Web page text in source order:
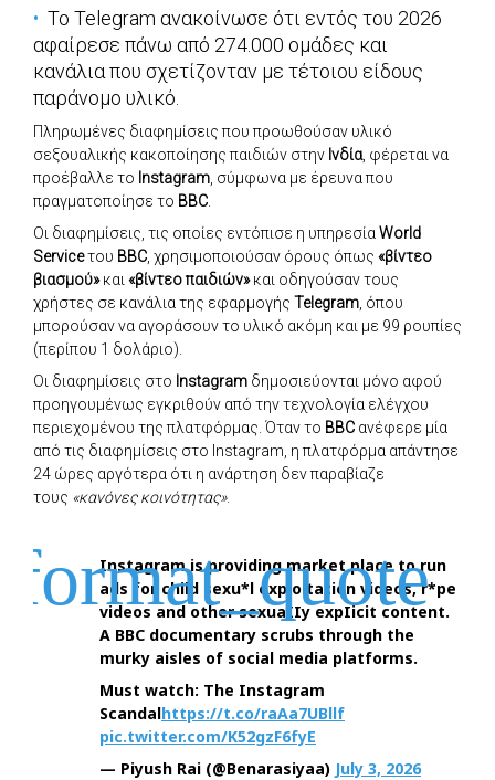
Το Telegram ανακοίνωσε ότι εντός του 2026
αφαίρεσε πάνω από 274.000 ομάδες και
κανάλια που σχετίζονταν με τέτοιου είδους
παράνομο υλικό.
Πληρωμένες διαφημίσεις που προωθούσαν υλικό
σεξουαλικής κακοποίησης παιδιών στην Ινδία, φέρεται να
προέβαλλε το Instagram , σύμφωνα με έρευνα που
πραγματοποίησε το BBC
Οι διαφημίσεις, τις οποίες εντόπισε η υπηρεσία World
Serviceτου BBC , χρησιμοποιούσαν όρους όπως «βίντεο
βιασμού»και «βίντεο παιδιών»και οδηγούσαν τους
χρήστες σε κανάλια της εφαρμογής Telegram , όπου
μπορούσαν να αγοράσουν το υλικό ακόμη και με 99 ρουπίες
(περίπου 1 δολάριο).
Οι διαφημίσεις στο Instagram δημοσιεύονται μόνο αφού
προηγουμένως εγκριθούν από την τεχνολογία ελέγχου
περιεχομένου της πλατφόρμας. Όταν το BBC ανέφερε μία
από τις διαφημίσεις στο Instagram, η πλατφόρμα απάντησε
24 ώρες αργότερα ότι η ανάρτηση δεν παραβίαζε
τους «κανόνες κοινότητας».
Instagram is providing market place to run
ads for child sexu*l exploitation videos, r*pe
videos and other sexuaIIy expIicit content.
A BBC documentary scrubs through the
murky aisles of social media platforms.
Must watch: The Instagram
Scandalhttps://t.co/raAa7UBllf
pic.twitter.com/K52gzF6fyE
— Piyush Rai (@Benarasiyaa) July 3, 2026